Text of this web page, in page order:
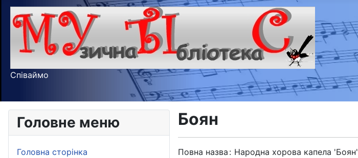
Співаймо
Головне меню
Головна сторінка
Боян
Повна назва : Народна хорова капела 'Боян'